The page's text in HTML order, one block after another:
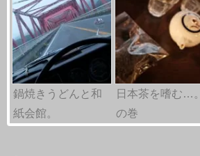
鍋焼きうどんと和
紙会館。
日本茶を嗜む…。
の巻